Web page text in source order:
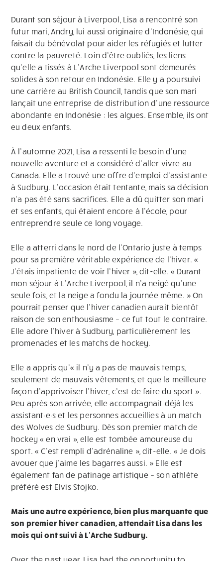
Durant son séjour à Liverpool, Lisa a rencontré son
futur mari, Andry, lui aussi originaire d’Indonésie, qui
faisait du bénévolat pour aider les réfugiés et lutter
contre la pauvreté. Loin d’être oubliés, les liens
qu’elle a tissés à L’Arche Liverpool sont demeurés
solides à son retour en Indonésie. Elle y a poursuivi
une carrière au British Council, tandis que son mari
lançait une entreprise de distribution d’une ressource
abondante en Indonésie : les algues. Ensemble, ils ont
eu deux enfants.
À l’automne 2021, Lisa a ressenti le besoin d’une
nouvelle aventure et a considéré d’aller vivre au
Canada. Elle a trouvé une offre d’emploi d’assistante
à Sudbury. L’occasion était tentante, mais sa décision
n’a pas été sans sacrifices. Elle a dû quitter son mari
et ses enfants, qui étaient encore à l’école, pour
entreprendre seule ce long voyage.
Elle a atterri dans le nord de l’Ontario juste à temps
pour sa première véritable expérience de l’hiver. «
J’étais impatiente de voir l’hiver », dit-elle. « Durant
mon séjour à L’Arche Liverpool, il n’a neigé qu’une
seule fois, et la neige a fondu la journée même. » On
pourrait penser que l’hiver canadien aurait bientôt
raison de son enthousiasme – ce fut tout le contraire.
Elle adore l’hiver à Sudbury, particulièrement les
promenades et les matchs de hockey.
Elle a appris qu’« il n’y a pas de mauvais temps,
seulement de mauvais vêtements, et que la meilleure
façon d’apprivoiser l’hiver, c’est de faire du sport ».
Peu après son arrivée, elle accompagnait déjà les
assistant·e·s et les personnes accueillies à un match
des Wolves de Sudbury. Dès son premier match de
hockey « en vrai », elle est tombée amoureuse du
sport. « C’est rempli d’adrénaline », dit-elle. « Je dois
avouer que j’aime les bagarres aussi. » Elle est
également fan de patinage artistique – son athlète
préféré est Elvis Stojko.
Mais une autre expérience, bien plus marquante que
son premier hiver canadien, attendait Lisa dans les
mois qui ont suivi à L’Arche Sudbury.